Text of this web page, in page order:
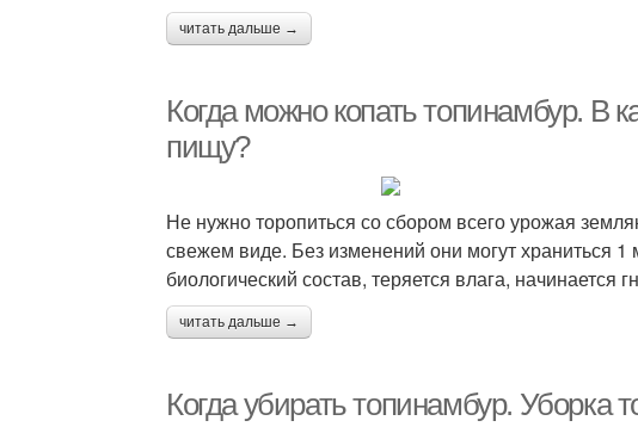
читать дальше →
Когда можно копать топинамбур. В
пищу?
Не нужно торопиться со сбором всего урожая
свежем виде. Без изменений они могут храниться
биологический состав, теряется влага,
читать дальше →
Когда убирать топинамбур. Уборка